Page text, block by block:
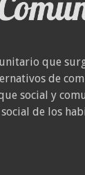
que
de
social y
de los